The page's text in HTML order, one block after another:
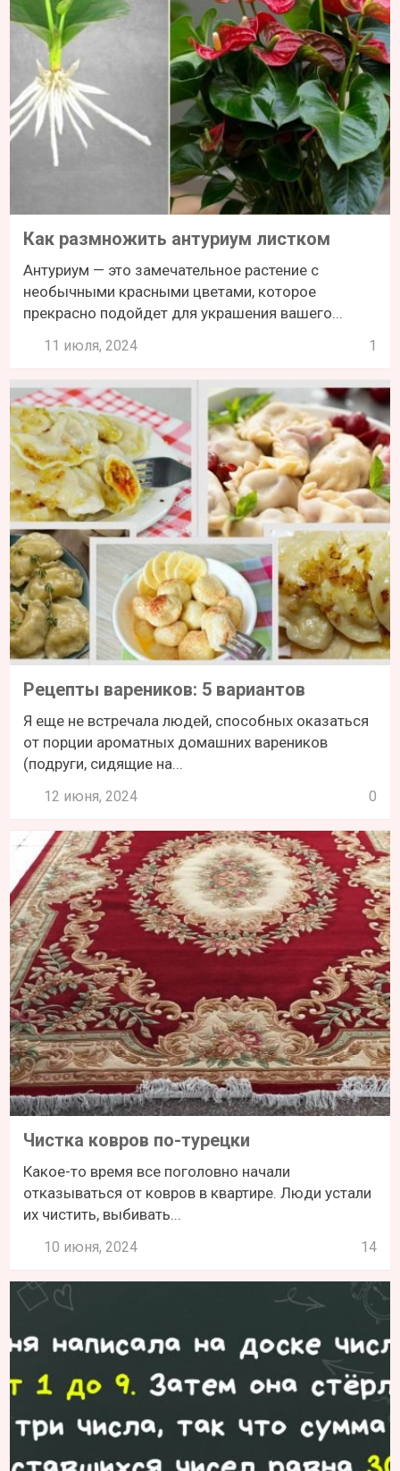
Как размножить антуриум листком
Антуриум — это замечательное растение с
необычными красными цветами, которое
прекрасно подойдет для украшения вашего...
11 июля, 2024 1
Рецепты вареников: 5 вариантов
Я еще не встречала людей, способных оказаться
от порции ароматных домашних вареников
(подруги, сидящие на...
12 июня, 2024 0
Чистка ковров по-турецки
Какое-то время все поголовно начали
отказываться от ковров в квартире. Люди устали
их чистить, выбивать...
10 июня, 2024 14